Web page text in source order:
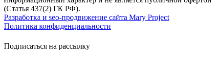
(Статья 437(2) ГК РФ).
Разработка и seo-продвижение сайта Mary Project
Политика конфиденциальности
Подписаться на рассылку